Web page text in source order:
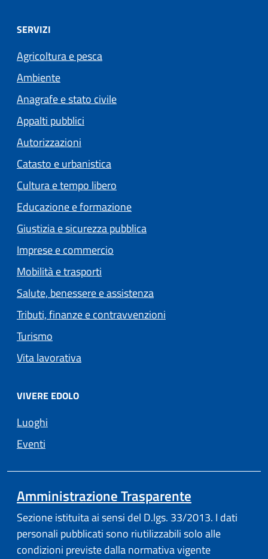
SERVIZI
Agricoltura e pesca
Ambiente
Anagrafe e stato civile
Appalti pubblici
Autorizzazioni
Catasto e urbanistica
Cultura e tempo libero
Educazione e formazione
Giustizia e sicurezza pubblica
Imprese e commercio
Mobilità e trasporti
Salute, benessere e assistenza
Tributi, finanze e contravvenzioni
Turismo
Vita lavorativa
VIVERE EDOLO
Luoghi
Eventi
Amministrazione Trasparente
Sezione istituita ai sensi del D.lgs. 33/2013. I dati
personali pubblicati sono riutilizzabili solo alle
condizioni previste dalla normativa vigente